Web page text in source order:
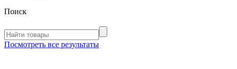
Поиск
Посмотреть все результаты